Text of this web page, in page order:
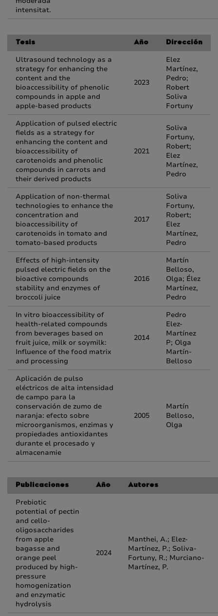
intensitat.
Tesis Año Dirección
Ultrasound technology as a
strategy for enhancing the
content and the
bioaccessibility of phenolic
compounds in apple and
apple-based products
2023
Elez
Martínez,
Pedro;
Robert
Soliva
Fortuny
Application of pulsed electric
fields as a strategy for
enhancing the content and
bioaccessibility of
carotenoids and phenolic
compounds in carrots and
their derived products
2021
Soliva
Fortuny,
Robert;
Elez
Martínez,
Pedro
Application of non-thermal
technologies to enhance the
concentration and
bioaccessibility of
carotenoids in tomato and
tomato-based products
2017
Soliva
Fortuny,
Robert;
Elez
Martínez,
Pedro
Effects of high-intensity
pulsed electric fields on the
bioactive compounds
stability and enzymes of
broccoli juice
2016
Martín
Belloso,
Olga; Élez
Martínez,
Pedro
In vitro bioaccessibility of
health-related compounds
from beverages based on
fruit juice, milk or soymilk:
Influence of the food matrix
and processing
2014
Pedro
Elez-
Martínez
P; Olga
Martín-
Belloso
Aplicación de pulso
eléctricos de alta intensidad
de campo para la
conservación de zumo de
naranja: efecto sobre
microorganismos, enzimas y
propiedades antioxidantes
durante el procesado y
almacenamie
2005
Martín
Belloso,
Olga
Publicaciones Año Autores
Prebiotic
potential of pectin
and cello-
oligosaccharides
from apple
bagasse and
orange peel
produced by high-
pressure
homogenization
and enzymatic
hydrolysis
2024
Manthei, A.; Elez-
Martínez, P.; Soliva-
Fortuny, R.; Murciano-
Martínez, P.